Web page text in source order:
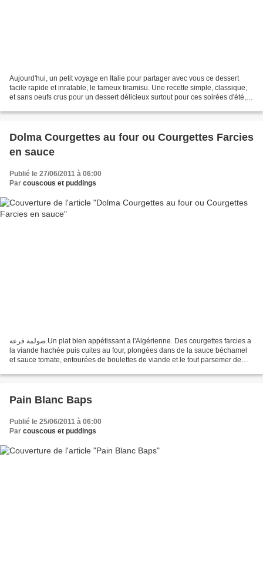
Aujourd'hui, un petit voyage en Italie pour partager avec vous ce dessert
facile rapide et inratable, le fameux tiramisu. Une recette simple, classique,
et sans oeufs crus pour un dessert délicieux surtout pour ces soirées d'été,
Dolma Courgettes au four ou Courgettes Farcies
en sauce
Publié le 27/06/2011 à 06:00
Par couscous et puddings
ضولمة قرعة Un plat bien appétissant a l'Algérienne. Des courgettes farcies a
la viande hachée puis cuites au four, plongées dans de la sauce béchamel
et sauce tomate, entourées de boulettes de viande et le tout parsemer de
Pain Blanc Baps
Publié le 25/06/2011 à 06:00
Par couscous et puddings